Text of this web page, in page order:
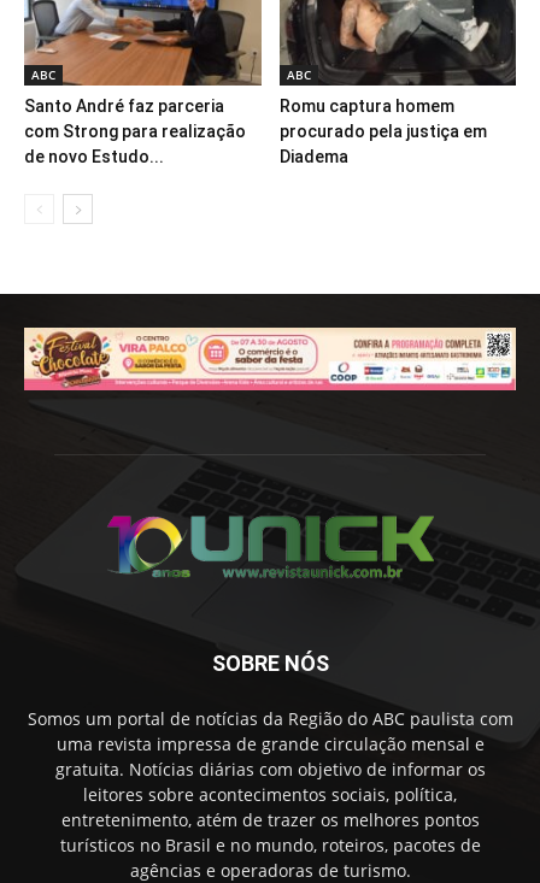
ABC
Santo André faz parceria
com Strong para realização
de novo Estudo...
ABC
Romu captura homem
procurado pela justiça em
Diadema
SOBRE NÓS
Somos um portal de notícias da Região do ABC paulista com
uma revista impressa de grande circulação mensal e
gratuita. Notícias diárias com objetivo de informar os
leitores sobre acontecimentos sociais, política,
entretenimento, atém de trazer os melhores pontos
turísticos no Brasil e no mundo, roteiros, pacotes de
agências e operadoras de turismo.